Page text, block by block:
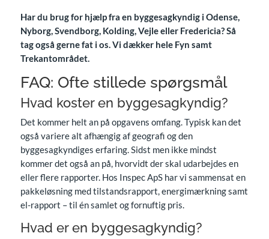
Har du brug for hjælp fra en byggesagkyndig i Odense,
Nyborg, Svendborg, Kolding, Vejle eller Fredericia? Så
tag også gerne fat i os. Vi dækker hele Fyn samt
Trekantområdet.
FAQ: Ofte stillede spørgsmål
Hvad koster en byggesagkyndig?
Det kommer helt an på opgavens omfang. Typisk kan det
også variere alt afhængig af geografi og den
byggesagkyndiges erfaring. Sidst men ikke mindst
kommer det også an på, hvorvidt der skal udarbejdes en
eller flere rapporter. Hos Inspec ApS har vi sammensat en
pakkeløsning med tilstandsrapport, energimærkning samt
el-rapport – til én samlet og fornuftig pris.
Hvad er en byggesagkyndig?